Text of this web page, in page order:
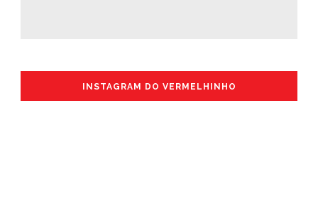
INSTAGRAM DO VERMELHINHO